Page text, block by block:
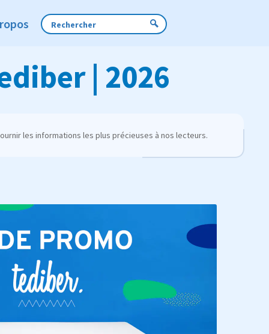
| 2026
les informations les plus précieuses à nos lecteurs.